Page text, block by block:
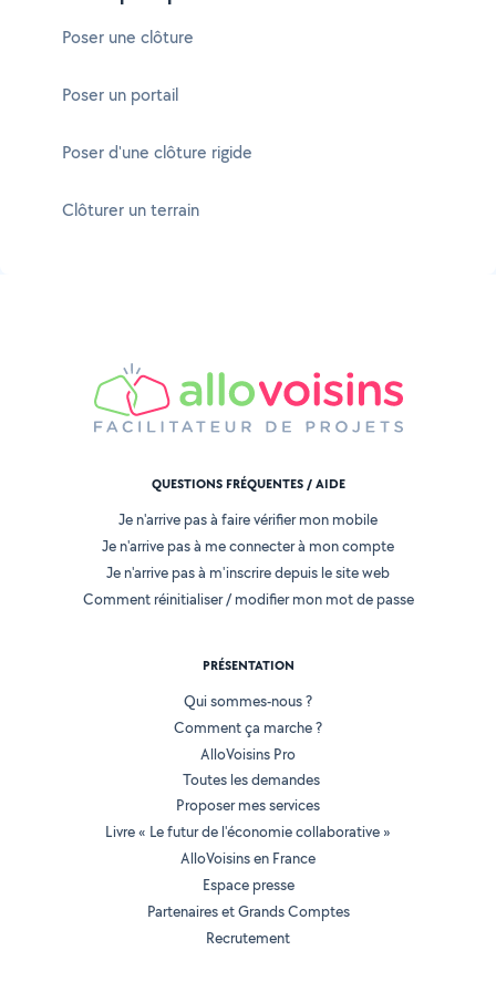
Poser une clôture
Poser un portail
Poser d'une clôture rigide
Clôturer un terrain
QUESTIONS FRÉQUENTES / AIDE
Je n'arrive pas à faire vérifier mon mobile
Je n'arrive pas à me connecter à mon compte
Je n'arrive pas à m'inscrire depuis le site web
Comment réinitialiser / modifier mon mot de passe
PRÉSENTATION
Qui sommes-nous ?
Comment ça marche ?
AlloVoisins Pro
Toutes les demandes
Proposer mes services
Livre « Le futur de l'économie collaborative »
AlloVoisins en France
Espace presse
Partenaires et Grands Comptes
Recrutement